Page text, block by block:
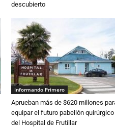
descubierto
Informando Primero
Aprueban más de $620 millones
equipar el futuro pabellón quirúrgico
del Hospital de Frutillar